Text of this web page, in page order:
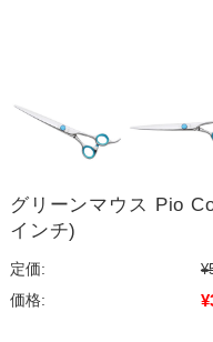
グリーンマウス Pio
インチ)
定価:
価格: